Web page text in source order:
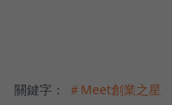
關鍵字： ＃Meet創業之星